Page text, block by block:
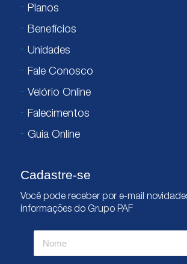
Planos
Benefícios
Unidades
Fale Conosco
Velório Online
Falecimentos
Guia Online
Cadastre-se
Você pode receber por e-mail
informações do Grupo PAF